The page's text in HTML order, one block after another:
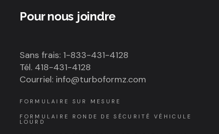
Pour nous joindre
Sans frais: 1-833-431-4128
Tél. 418-431-4128
Courriel: info@turboformz.com
FORMULAIRE SUR MESURE
FORMULAIRE RONDE DE SÉCURITÉ VÉHICULE
LOURD